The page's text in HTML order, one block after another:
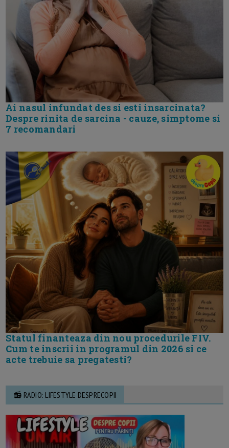
Ai nasul infundat des si esti insarcinata?
Despre rinita de sarcina - cauze, simptome si
7 recomandari
Statul finanteaza din nou procedurile FIV.
Cum te inscrii in programul din 2026 si ce
acte trebuie sa pregatesti?
📻 RADIO: LIFESTYLE DESPRECOPII